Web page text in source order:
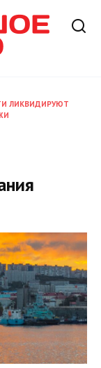
ЛИКВИДИРУЮТ